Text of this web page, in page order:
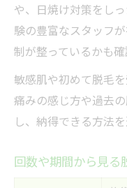
や、日焼け対策をし
験の豊富なスタッフ
制が整っているかも確
敏感肌や初めて脱毛
痛みの感じ方や過去
し、納得できる方法
回数や期間から見る